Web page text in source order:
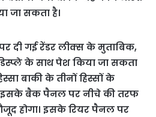
जा सकता है।
दी गई रेंडर लीक्स के मुताबिक,
के साथ पेश किया जा सकता
बाकी के तीनों हिस्सों के
इसके बैक पैनल पर नीचे की तरफ
होगा। इसके रियर पैनल पर